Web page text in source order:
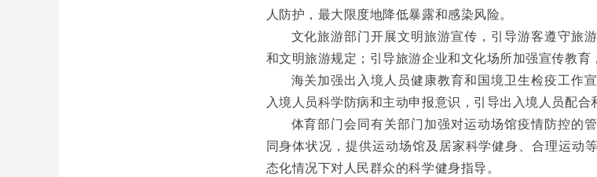
人防护，最大限度地降低暴露和感染风险。
文化旅游部门开展文明旅游宣传，引导游客遵守旅
和文明旅游规定；引导旅游企业和文化场所加强宣传教育
海关加强出入境人员健康教育和国境卫生检疫工作
入境人员科学防病和主动申报意识，引导出入境人员配合
体育部门会同有关部门加强对运动场馆疫情防控的
同身体状况，提供运动场馆及居家科学健身、合理运动
态化情况下对人民群众的科学健身指导。